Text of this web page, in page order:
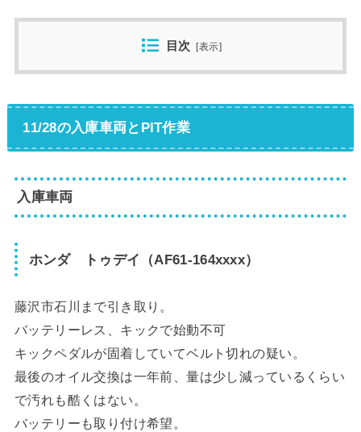
目次 [表示]
11/28の入庫車両とPIT作業
入庫車両
ホンダ トゥデイ（AF61-164xxxx）
藤沢市石川まで引き取り。
バッテリーレス、キックで始動不可
キックペダルが固着していてベルト切れの疑い。
最後のオイル交換は一年前、量は少し減っているくらい
で汚れも酷くはない。
バッテリーも取り付け希望。